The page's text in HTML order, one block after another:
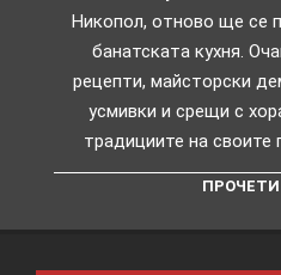
Никопол, отново ще се
банатската кухня.
рецепти, майсторски
усмивки и срещи с
традициите на своите